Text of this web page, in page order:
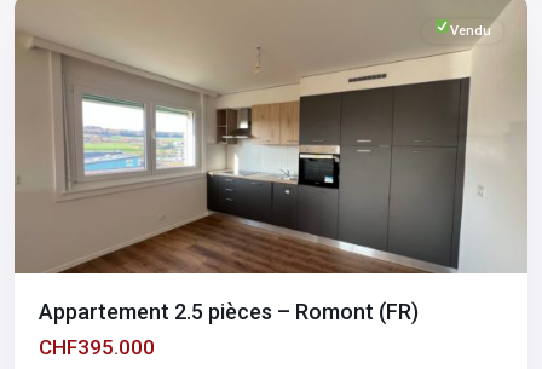
Vendu
Appartement 2.5 pièces – Romont (FR)
CHF395.000